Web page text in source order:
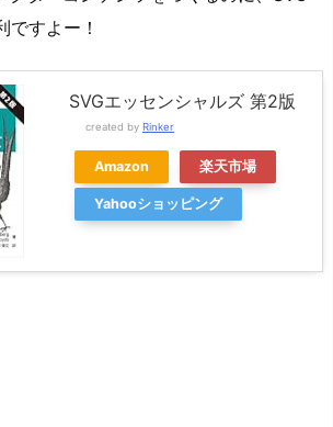
すよー！
SVGエッセンシャルズ 第2版
created by Rinker
Amazon 楽天市場
Yahooショッピング